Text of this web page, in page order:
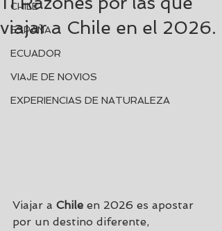
CHILE
ESPAÑA
ECUADOR
VIAJE DE NOVIOS
EXPERIENCIAS DE NATURALEZA
viajar a Chile en el 2026.
Viajar a Chile en 2026 es apostar
por un destino diferente,